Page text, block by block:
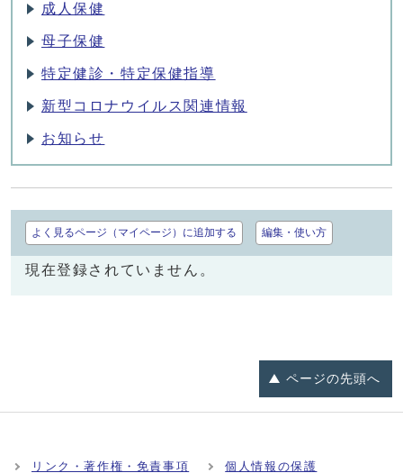
成人保健
母子保健
特定健診・特定保健指導
新型コロナウイルス関連情報
お知らせ
よく見るページ（マイページ）に追加する 編集・使い方
現在登録されていません。
ページの先頭へ
リンク・著作権・免責事項 個人情報の保護